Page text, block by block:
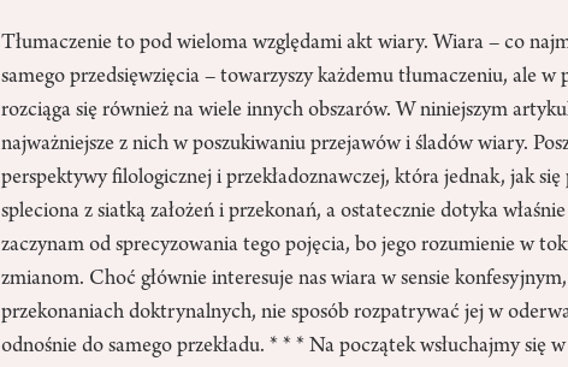
Tłumaczenie to pod wieloma względami akt wiary. Wiara – co
samego przedsięwzięcia – towarzyszy każdemu tłumaczeniu, ale
rozciąga się również na wiele innych obszarów. W niniejszym
najważniejsze z nich w poszukiwaniu przejawów i śladów wiary.
perspektywy filologicznej i przekładoznawczej, która jednak, jak
spleciona z siatką założeń i przekonań, a ostatecznie dotyka
zaczynam od sprecyzowania tego pojęcia, bo jego rozumienie w
zmianom. Choć głównie interesuje nas wiara w sensie
przekonaniach doktrynalnych, nie sposób rozpatrywać jej w
odnośnie do samego przekładu. * * * Na początek wsłuchajmy się